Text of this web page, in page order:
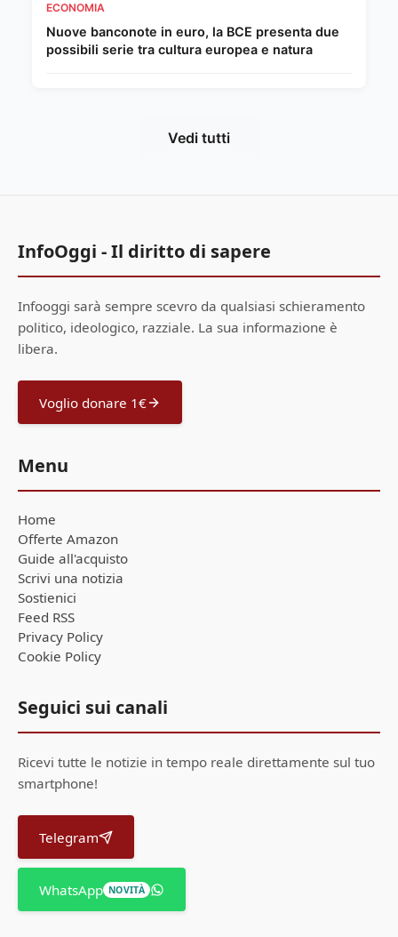
ECONOMIA
Nuove banconote in euro, la BCE presenta due
possibili serie tra cultura europea e natura
Vedi tutti
InfoOggi - Il diritto di sapere
Infooggi sarà sempre scevro da qualsiasi schieramento
politico, ideologico, razziale. La sua informazione è
libera.
Voglio donare 1€
Menu
Home
Offerte Amazon
Guide all'acquisto
Scrivi una notizia
Sostienici
Feed RSS
Privacy Policy
Cookie Policy
Seguici sui canali
Ricevi tutte le notizie in tempo reale direttamente sul tuo
smartphone!
Telegram
WhatsApp NOVITÀ